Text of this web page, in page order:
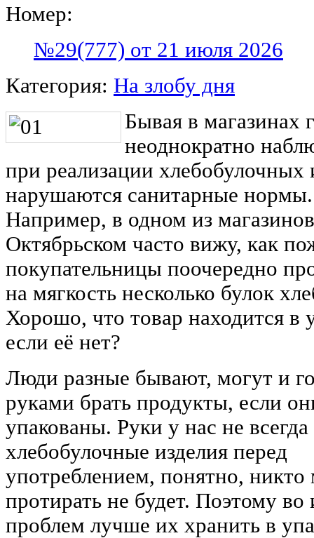
Номер:
№29(777) от 21 июля 2026
Категория: На злобу дня
Бывая в магазинах
неоднократно
при реализации хлебобулочных
нарушаются санитарные нормы.
Например, в одном из
Октябрьском часто вижу, как
покупательницы поочередно
на мягкость несколько булок
Хорошо, что товар находится в
если её нет?
Люди разные бывают, могут и
руками брать продукты, если
упакованы. Руки у нас не
хлебобулочные изделия перед
употреблением, понятно,
протирать не будет. Поэтому во
проблем лучше их хранить в